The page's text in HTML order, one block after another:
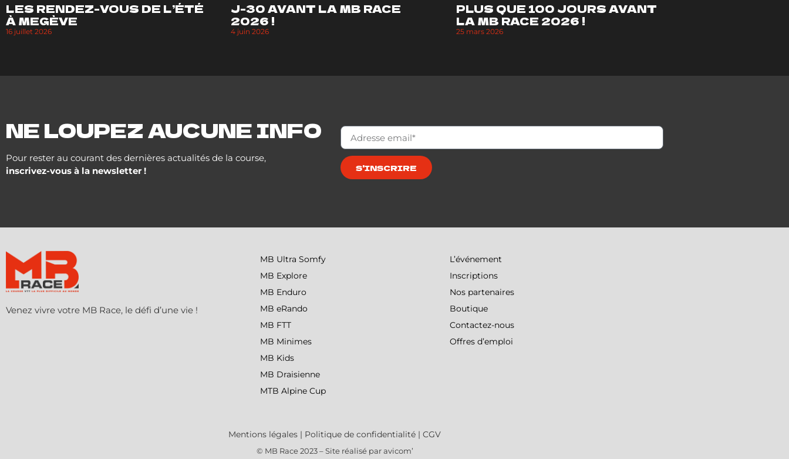
LES RENDEZ-VOUS DE L’ÉTÉ
À MEGÈVE
16 juillet 2026
J-30 AVANT LA MB RACE
2026 !
4 juin 2026
PLUS QUE 100 JOURS AVANT
LA MB RACE 2026 !
25 mars 2026
NE LOUPEZ AUCUNE INFO
Pour rester au courant des dernières actualités de la course,
inscrivez-vous à la newsletter !
S'INSCRIRE
Venez vivre votre MB Race, le défi d’une vie !
MB Ultra Somfy
MB Explore
MB Enduro
MB eRando
MB FTT
MB Minimes
MB Kids
MB Draisienne
MTB Alpine Cup
L’événement
Inscriptions
Nos partenaires
Boutique
Contactez-nous
Offres d’emploi
Mentions légales | Politique de confidentialité | CGV
© MB Race 2023 – Site réalisé paravicom’